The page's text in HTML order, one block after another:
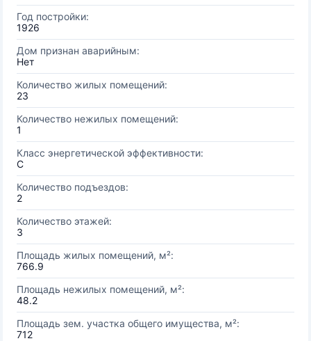
Год постройки:
1926
Дом признан аварийным:
Нет
Количество жилых помещений:
23
Количество нежилых помещений:
1
Класс энергетической эффективности:
C
Количество подъездов:
2
Количество этажей:
3
Площадь жилых помещений, м²:
766.9
Площадь нежилых помещений, м²:
48.2
Площадь зем. участка общего имущества, м²:
712